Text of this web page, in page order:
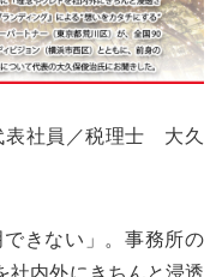
表社員／税理士 大久
できない」。事務所の
社内外にきちんと浸透